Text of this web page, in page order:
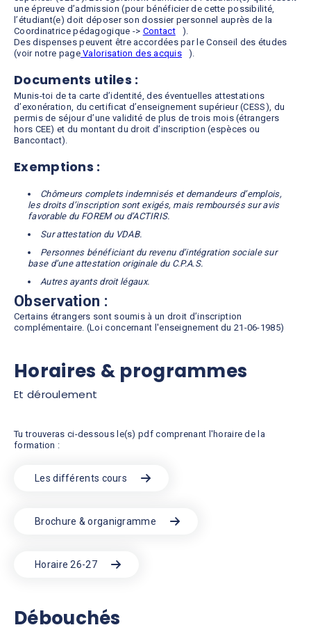
une épreuve d’admission (pour bénéficier de cette possibilité,
l’étudiant(e) doit déposer son dossier personnel auprès de la
Coordinatrice pédagogique -> Contact
).
Des dispenses peuvent être accordées par le Conseil des études
(voir notre pageValorisation des acquis ).
Documents utiles :
Munis-toi de ta carte d’identité, des éventuelles attestations
d’exonération, du certificat d’enseignement supérieur (CESS), du
permis de séjour d’une validité de plus de trois mois (étrangers
hors CEE) et du montant du droit d’inscription (espèces ou
Bancontact).
Exemptions :
Chômeurs complets indemnisés et demandeurs d’emplois,
les droits d’inscription sont exigés, mais remboursés sur avis
favorable du FOREM ou d’ACTIRIS.
Sur attestation du VDAB.
Personnes bénéficiant du revenu d’intégration sociale sur
base d’une attestation originale du C.P.A.S.
Autres ayants droit légaux.
Observation :
Certains étrangers sont soumis à un droit d’inscription
complémentaire. (Loi concernant l'enseignement du 21-06-1985)
Horaires & programmes
Et déroulement
Tu trouveras ci-dessous le(s) pdf comprenant l'horaire de la
formation :
Les différents cours
Brochure & organigramme
Horaire 26-27
Débouchés